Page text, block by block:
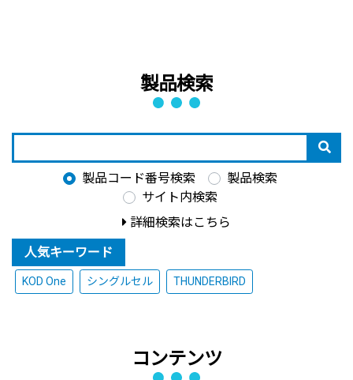
製品検索
製品コード番号検索
製品検索
サイト内検索
詳細検索はこちら
人気キーワード
KOD One シングルセル THUNDERBIRD
コンテンツ